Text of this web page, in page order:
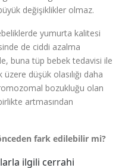
değişiklikler olmaz.
yumurta kalitesi
de ciddi azalma
buna tüp bebek tedavisi ile
düşük olasılığı daha
bozukluğu olan
artmasından
fark edilebilir mi?
ilgili cerrahi